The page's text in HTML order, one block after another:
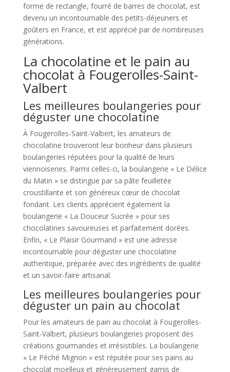
forme de rectangle, fourré de barres de chocolat, est
devenu un incontournable des petits-déjeuners et
goûters en France, et est apprécié par de nombreuses
générations.
La chocolatine et le pain au
chocolat à Fougerolles-Saint-
Valbert
Les meilleures boulangeries pour
déguster une chocolatine
À Fougerolles-Saint-Valbert, les amateurs de
chocolatine trouveront leur bonheur dans plusieurs
boulangeries réputées pour la qualité de leurs
viennoiseries. Parmi celles-ci, la boulangerie « Le Délice
du Matin » se distingue par sa pâte feuilletée
croustillante et son généreux cœur de chocolat
fondant. Les clients apprécient également la
boulangerie « La Douceur Sucrée » pour ses
chocolatines savoureuses et parfaitement dorées.
Enfin, « Le Plaisir Gourmand » est une adresse
incontournable pour déguster une chocolatine
authentique, préparée avec des ingrédients de qualité
et un savoir-faire artisanal.
Les meilleures boulangeries pour
déguster un pain au chocolat
Pour les amateurs de pain au chocolat à Fougerolles-
Saint-Valbert, plusieurs boulangeries proposent des
créations gourmandes et irrésistibles. La boulangerie
« Le Péché Mignon » est réputée pour ses pains au
chocolat moelleux et généreusement garnis de